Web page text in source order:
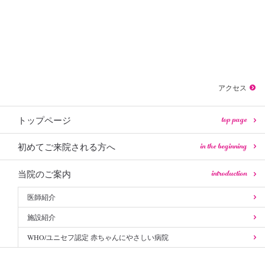
アクセス
トップページ top page
初めてご来院される方へ in the beginning
当院のご案内 introduction
医師紹介
施設紹介
WHO/ユニセフ認定 赤ちゃんにやさしい病院